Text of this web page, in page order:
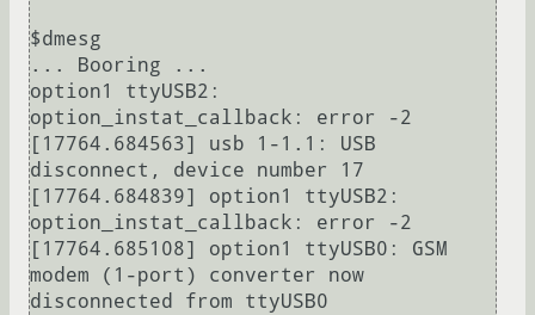
$dmesg
... Booring ...
option1 ttyUSB2:
option_instat_callback: error -2
[17764.684563] usb 1-1.1: USB
disconnect, device number 17
[17764.684839] option1 ttyUSB2:
option_instat_callback: error -2
[17764.685108] option1 ttyUSB0: GSM
modem (1-port) converter now
disconnected from ttyUSB0